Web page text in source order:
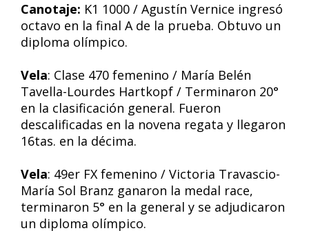
Canotaje: K1 1000 / Agustín Vernice ingresó
octavo en la final A de la prueba. Obtuvo un
diploma olímpico.
Vela: Clase 470 femenino / María Belén
Tavella-Lourdes Hartkopf / Terminaron 20°
en la clasificación general. Fueron
descalificadas en la novena regata y llegaron
16tas. en la décima.
Vela: 49er FX femenino / Victoria Travascio-
María Sol Branz ganaron la medal race,
terminaron 5° en la general y se adjudicaron
un diploma olímpico.